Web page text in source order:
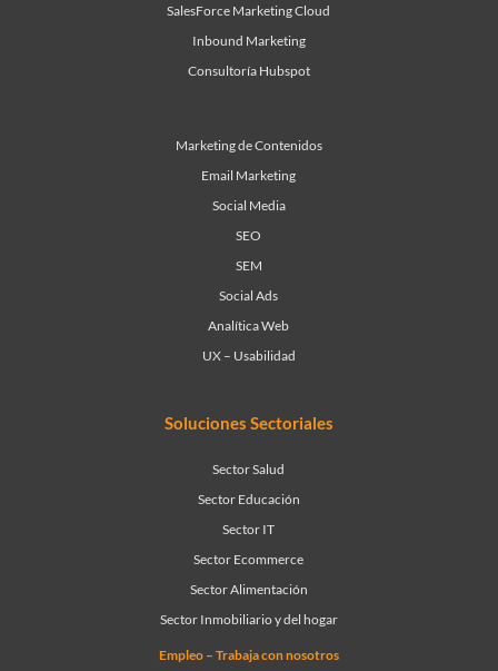
SalesForce Marketing Cloud
Inbound Marketing
Consultoría Hubspot
Marketing de Contenidos
Email Marketing
Social Media
SEO
SEM
Social Ads
Analítica Web
UX – Usabilidad
Soluciones Sectoriales
Sector Salud
Sector Educación
Sector IT
Sector Ecommerce
Sector Alimentación
Sector Inmobiliario y del hogar
Empleo – Trabaja con nosotros